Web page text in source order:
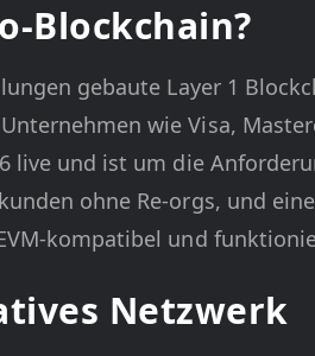
Blockchain?
gebaute Layer 1
wie Visa,
live und ist um die
ohne Re-orgs, und
kompatibel und
Netzwerk